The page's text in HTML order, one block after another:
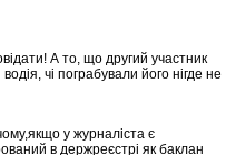
А то, що другий участник
чі пограбували його нігде не
у журналіста є
в держреєстрі як баклан